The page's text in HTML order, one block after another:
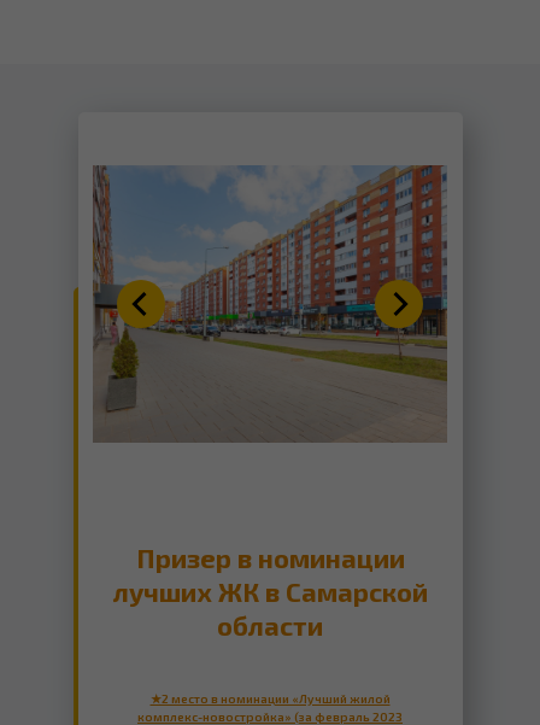
ПОДРОБНЕЕ ОБ АКЦИИ
★2 место в номинации «Лучший жилой
комплекс-новостройка» (за февраль 2023
Призер в номинации
лучших ЖК в Самарской
области